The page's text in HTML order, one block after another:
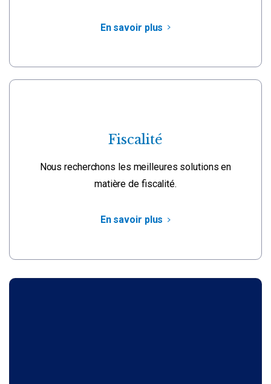
En savoir plus
Fiscalité
Nous recherchons les meilleures solutions en
matière de fiscalité.
En savoir plus